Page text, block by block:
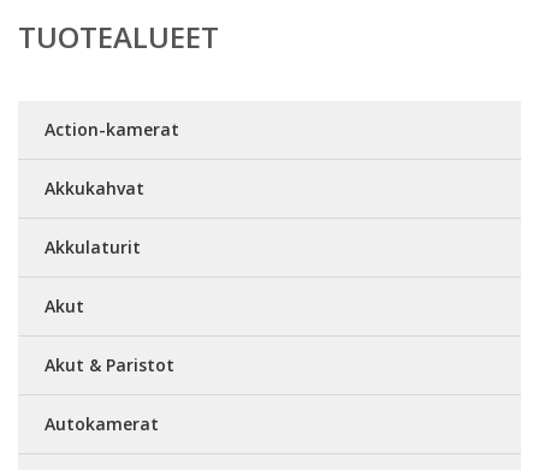
TUOTEALUEET
Action-kamerat
Akkukahvat
Akkulaturit
Akut
Akut & Paristot
Autokamerat